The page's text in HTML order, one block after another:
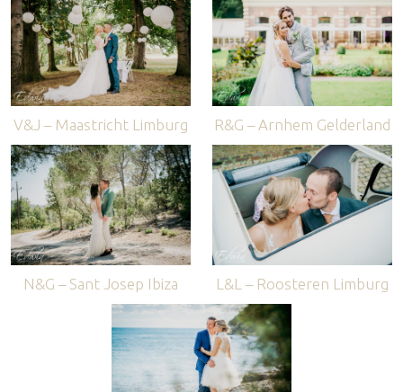
V&J – Maastricht Limburg R&G – Arnhem Gelderland
N&G – Sant Josep Ibiza L&L – Roosteren Limburg